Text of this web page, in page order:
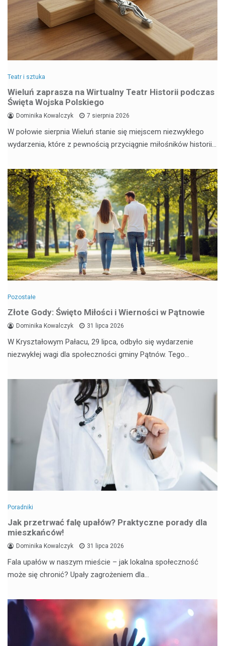
Teatr i sztuka
Wieluń zaprasza na Wirtualny Teatr Historii podczas
Święta Wojska Polskiego
Dominika Kowalczyk 7 sierpnia 2026
W połowie sierpnia Wieluń stanie się miejscem niezwykłego
wydarzenia, które z pewnością przyciągnie miłośników historii…
Pozostałe
Złote Gody: Święto Miłości i Wierności w Pątnowie
Dominika Kowalczyk 31 lipca 2026
W Kryształowym Pałacu, 29 lipca, odbyło się wydarzenie
niezwykłej wagi dla społeczności gminy Pątnów. Tego…
Poradniki
Jak przetrwać falę upałów? Praktyczne porady dla
mieszkańców!
Dominika Kowalczyk 31 lipca 2026
Fala upałów w naszym mieście – jak lokalna społeczność
może się chronić? Upały zagrożeniem dla…